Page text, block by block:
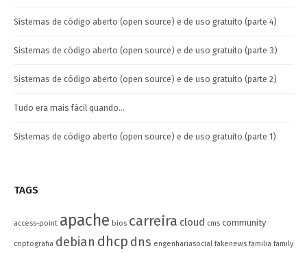
Sistemas de código aberto (open source) e de uso gratuito (parte 4)
Sistemas de código aberto (open source) e de uso gratuito (parte 3)
Sistemas de código aberto (open source) e de uso gratuito (parte 2)
Tudo era mais fácil quando…
Sistemas de código aberto (open source) e de uso gratuito (parte 1)
TAGS
access-point apache bios carreira cloud cms community
criptografia debian dhcp dns engenhariasocial fakenews familia family